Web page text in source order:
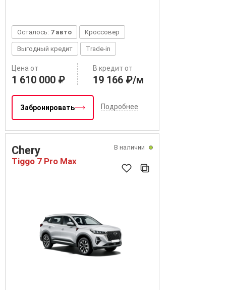
Осталось: 7 авто Кроссовер
Выгодный кредит Trade-in
Цена от
1 610 000 ₽
В кредит от
19 166 ₽/м
Забронировать Подробнее
В наличии
Chery
Tiggo 7 Pro Max